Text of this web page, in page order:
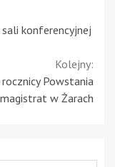
konferencyjnej
Kolejny:
Powstania
w Żarach